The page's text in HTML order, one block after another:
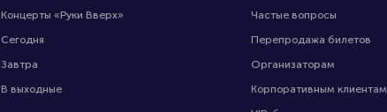
Концерты «Руки Вверх»
Сегодня
Завтра
В выходные
Частые вопросы
Перепродажа билетов
Организаторам
Корпоративным клиентам